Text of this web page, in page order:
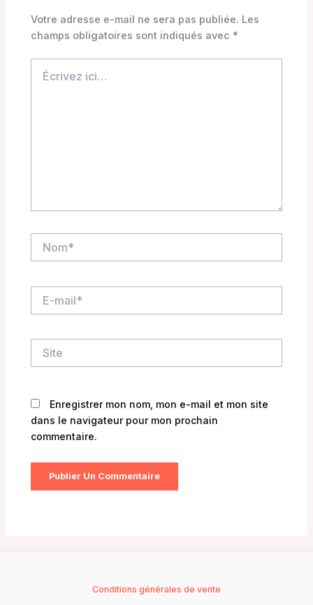
Votre adresse e-mail ne sera pas publiée. Les
champs obligatoires sont indiqués avec *
ici…
mail*
Enregistrer mon nom, mon e-mail et mon site
dans le navigateur pour mon prochain
commentaire.
Conditions générales de vente